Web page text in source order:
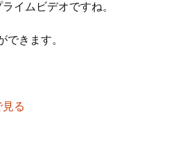
イムビデオですね。
きます。
る